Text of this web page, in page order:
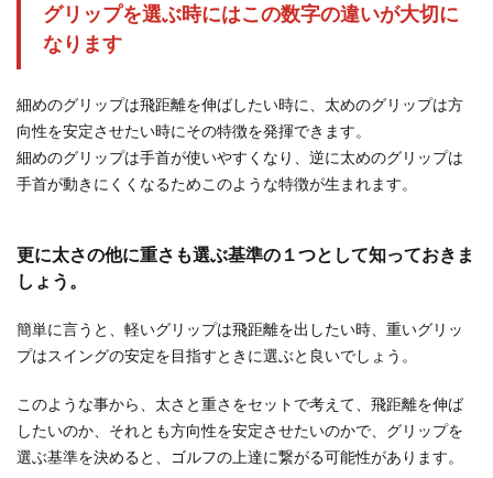
グリップを選ぶ時にはこの数字の違いが大切に
なります
細めのグリップは飛距離を伸ばしたい時に、太めのグリップは方
向性を安定させたい時にその特徴を発揮できます。
細めのグリップは手首が使いやすくなり、逆に太めのグリップは
手首が動きにくくなるためこのような特徴が生まれます。
更に太さの他に重さも選ぶ基準の１つとして知っておきま
しょう。
簡単に言うと、軽いグリップは飛距離を出したい時、重いグリッ
プはスイングの安定を目指すときに選ぶと良いでしょう。
このような事から、太さと重さをセットで考えて、飛距離を伸ば
したいのか、それとも方向性を安定させたいのかで、グリップを
選ぶ基準を決めると、ゴルフの上達に繋がる可能性があります。